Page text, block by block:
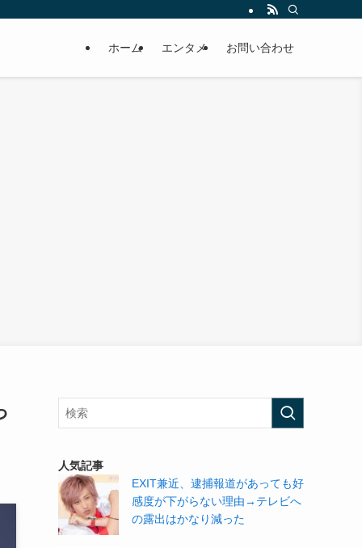
ホーム エンタメ お問い合わせ
人気記事
EXIT兼近、逮捕報道があっても好
感度が下がらない理由→テレビへ
の露出はかなり減った